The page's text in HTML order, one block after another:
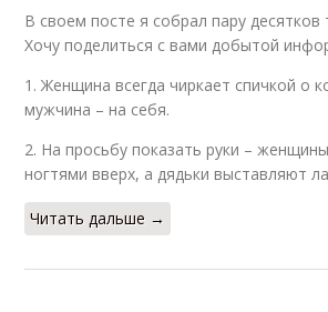
В своем посте я собрал пару десятков
Хочу поделиться с вами добытой
1. Женщина всегда чиркает спичкой о
мужчина – на себя.
2. На просьбу показать руки –
ногтями вверх, а дядьки выставляют
Читать дальше →